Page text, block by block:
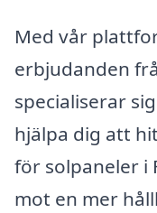
Med vår
erbjudanden
specialiserar
hjälpa dig att
för solpaneler i
mot en mer